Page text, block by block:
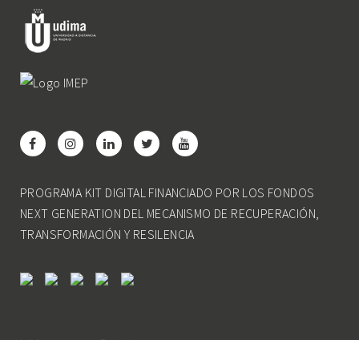
PROGRAMA KIT DIGITAL FINANCIADO POR LOS FONDOS
NEXT GENERATION DEL MECANISMO DE RECUPERACIÓN,
TRANSFORMACIÓN Y RESILENCIA